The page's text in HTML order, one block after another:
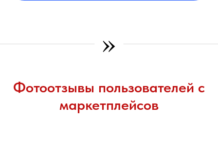
»
Фотоотзывы пользователей с
маркетплейсов